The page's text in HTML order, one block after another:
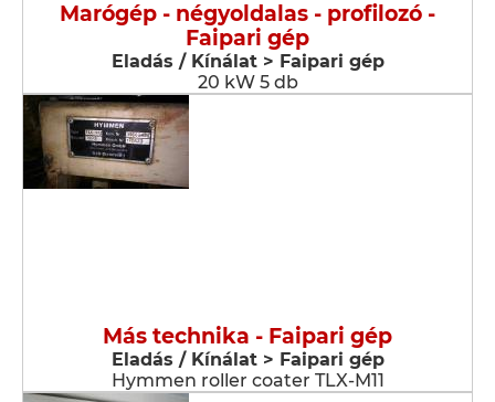
Marógép - négyoldalas - profilozó -
Faipari gép
Eladás / Kínálat > Faipari gép
20 kW 5 db
Más technika - Faipari gép
Eladás / Kínálat > Faipari gép
Hymmen roller coater TLX-M11